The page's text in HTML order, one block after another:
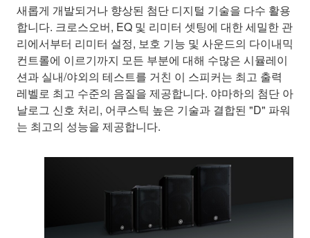
새롭게 개발되거나 향상된 첨단 디지털 기술을 다수 활용
합니다. 크로스오버, EQ 및 리미터 셋팅에 대한 세밀한 관
리에서부터 리미터 설정, 보호 기능 및 사운드의 다이내믹
컨트롤에 이르기까지 모든 부분에 대해 수많은 시뮬레이
션과 실내/야외의 테스트를 거친 이 스피커는 최고 출력
레벨로 최고 수준의 음질을 제공합니다. 야마하의 첨단 아
날로그 신호 처리, 어쿠스틱 높은 기술과 결합된 "D" 파워
는 최고의 성능을 제공합니다.